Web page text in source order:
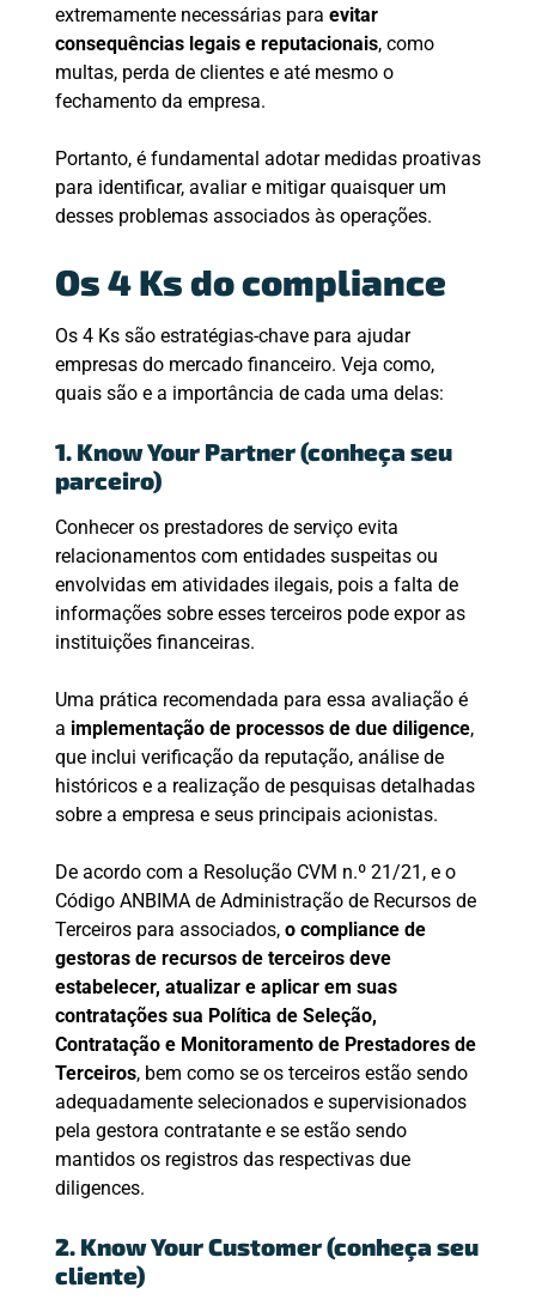
extremamente necessárias para evitar
consequências legais e reputacionais, como
multas, perda de clientes e até mesmo o
fechamento da empresa.
Portanto, é fundamental adotar medidas proativas
para identificar, avaliar e mitigar quaisquer um
desses problemas associados às operações.
Os 4 Ks do compliance
Os 4 Ks são estratégias-chave para ajudar
empresas do mercado financeiro. Veja como,
quais são e a importância de cada uma delas:
1. Know Your Partner (conheça seu
parceiro)
Conhecer os prestadores de serviço evita
relacionamentos com entidades suspeitas ou
envolvidas em atividades ilegais, pois a falta de
informações sobre esses terceiros pode expor as
instituições financeiras.
Uma prática recomendada para essa avaliação é
a implementação de processos de due diligence,
que inclui verificação da reputação, análise de
históricos e a realização de pesquisas detalhadas
sobre a empresa e seus principais acionistas.
De acordo com a Resolução CVM n.º 21/21, e o
Código ANBIMA de Administração de Recursos de
Terceiros para associados, o compliance de
gestoras de recursos de terceiros deve
estabelecer, atualizar e aplicar em suas
contratações sua Política de Seleção,
Contratação e Monitoramento de Prestadores de
Terceiros, bem como se os terceiros estão sendo
adequadamente selecionados e supervisionados
pela gestora contratante e se estão sendo
mantidos os registros das respectivas due
diligences.
2. Know Your Customer (conheça seu
cliente)